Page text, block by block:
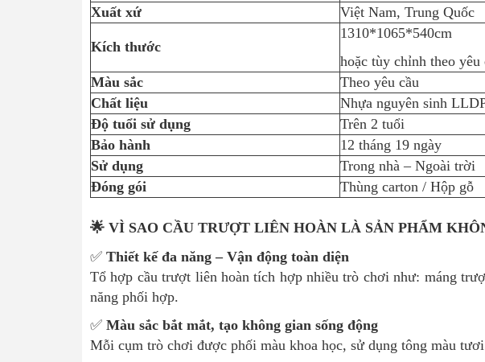
Xuất xứ
Việt Nam, Trung Quốc
Kích thước
1310*1065*540cm
hoặc tùy chỉnh theo yêu
Màu sắc
Theo yêu cầu
Chất liệu
Nhựa nguyên sinh
Độ tuổi sử dụng
Trên 2 tuổi
Bảo hành
12 tháng 19 ngày
Sử dụng
Trong nhà – Ngoài trời
Đóng gói
Thùng carton / Hộp gỗ
🌟 VÌ SAO CẦU TRƯỢT LIÊN HOÀN LÀ SẢN PHẨM
✅ Thiết kế đa năng – Vận động toàn diện
Tổ hợp cầu trượt liên hoàn tích hợp nhiều trò chơi như: máng
năng phối hợp.
✅ Màu sắc bắt mắt, tạo không gian sống động
Mỗi cụm trò chơi được phối màu khoa học, sử dụng tông màu